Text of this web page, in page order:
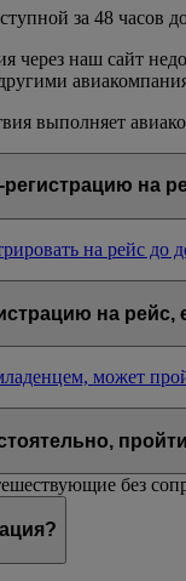
за 48 часов
через наш сайт
выполняет
на
на рейс
на
может
без